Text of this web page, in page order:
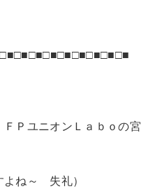
ＰユニオンＬａｂｏの宮
よね～ 失礼）